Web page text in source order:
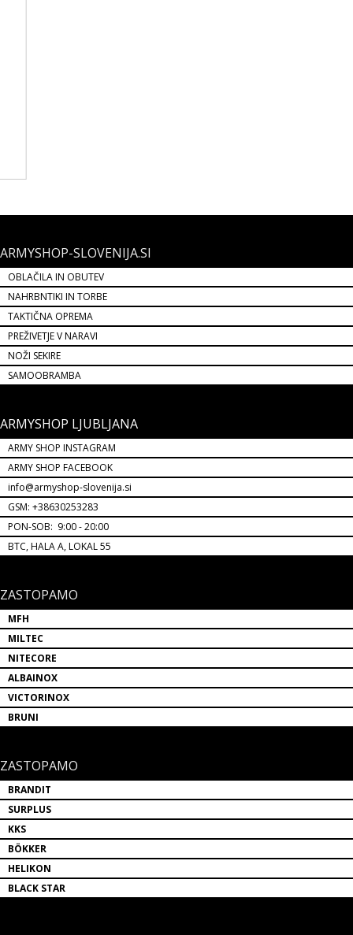
ARMYSHOP-SLOVENIJA.SI
OBLAČILA IN OBUTEV
NAHRBNTIKI IN TORBE
TAKTIČNA OPREMA
PREŽIVETJE V NARAVI
NOŽI SEKIRE
SAMOOBRAMBA
ARMYSHOP LJUBLJANA
ARMY SHOP INSTAGRAM
ARMY SHOP FACEBOOK
info@armyshop-slovenija.si
GSM: +38630253283
PON-SOB: 9:00 - 20:00
BTC, HALA A, LOKAL 55
ZASTOPAMO
MFH
MILTEC
NITECORE
ALBAINOX
VICTORINOX
BRUNI
ZASTOPAMO
BRANDIT
SURPLUS
KKS
BÖKKER
HELIKON
BLACK STAR